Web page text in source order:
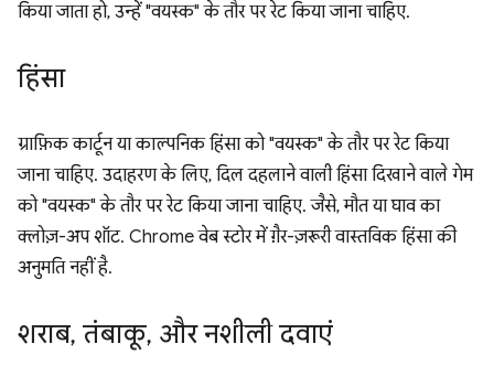
किया जाता हो, उन्हें "वयस्क" के तौर पर रेट किया जाना चाहिए.
हिंसा
ग्राफ़िक कार्टून या काल्पनिक हिंसा को "वयस्क" के तौर पर रेट किया
जाना चाहिए. उदाहरण के लिए, दिल दहलाने वाली हिंसा दिखाने वाले गेम
को "वयस्क" के तौर पर रेट किया जाना चाहिए. जैसे, मौत या घाव का
क्लोज़-अप शॉट. Chrome वेब स्टोर में ग़ैर-ज़रूरी वास्तविक हिंसा की
अनुमति नहीं है.
शराब, तंबाकू, और नशीली दवाएं